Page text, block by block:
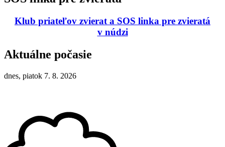
Klub priateľov zvierat a SOS linka pre zvieratá
v núdzi
Aktuálne počasie
dnes, piatok 7. 8. 2026